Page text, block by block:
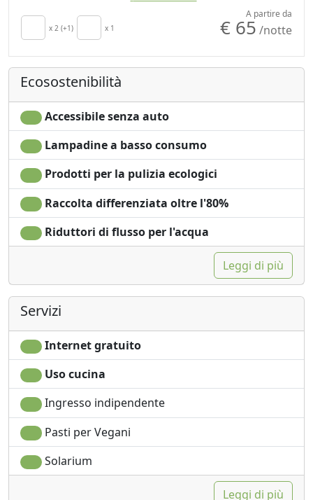
Cucina
Asciugacapelli
Asciugamani
Lenzuola
Vista panoramica
x 2 (+1) x 1
A partire da
€ 65 /notte
Ecosostenibilità
Accessibile senza auto
Lampadine a basso consumo
Prodotti per la pulizia ecologici
Raccolta differenziata oltre l'80%
Riduttori di flusso per l'acqua
Leggi di più
Servizi
Internet gratuito
Uso cucina
Ingresso indipendente
Pasti per Vegani
Solarium
Leggi di più